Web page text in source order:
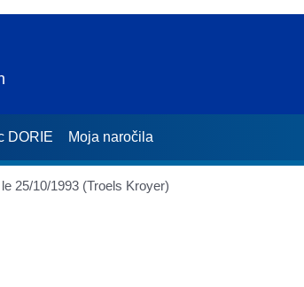
DORIE Moja naročila
25/10/1993 (Troels Kroyer)